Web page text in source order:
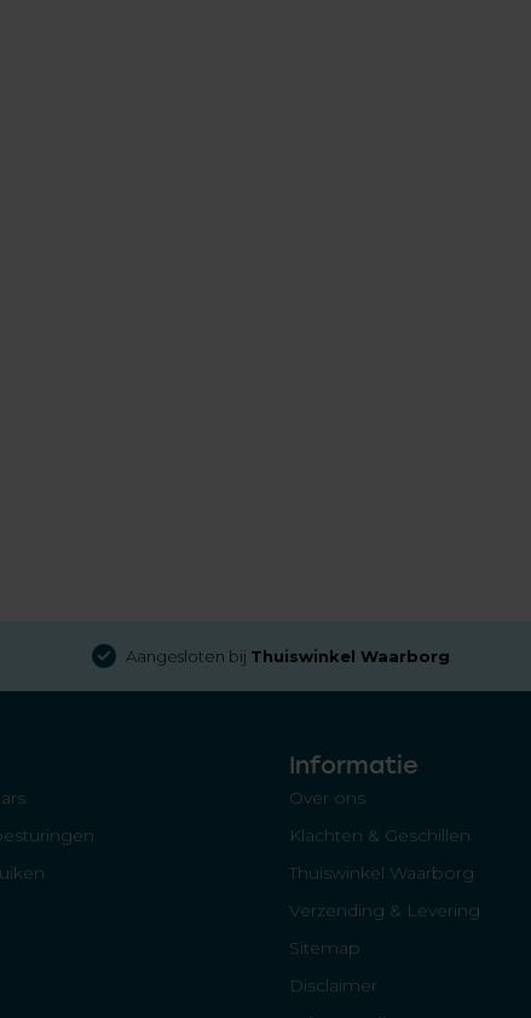
Aangesloten bij Thuiswinkel Waarborg
Informatie
Over ons
Klachten & Geschillen
Thuiswinkel Waarborg
Verzending & Levering
Sitemap
Disclaimer